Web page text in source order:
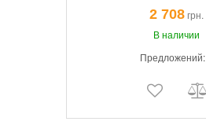
2 708грн.
В наличии
Предложений: